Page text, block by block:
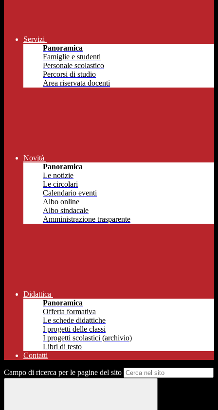
Servizi
Panoramica
Famiglie e studenti
Personale scolastico
Percorsi di studio
Area riservata docenti
Novità
Panoramica
Le notizie
Le circolari
Calendario eventi
Albo online
Albo sindacale
Amministrazione trasparente
Didattica
Panoramica
Offerta formativa
Le schede didattiche
I progetti delle classi
I progetti scolastici (archivio)
Libri di testo
Contatti
Campo di ricerca per le pagine del sito